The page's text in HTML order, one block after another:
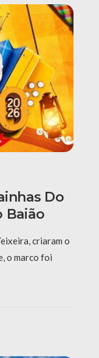
Do
Baião
criaram o
o marco foi